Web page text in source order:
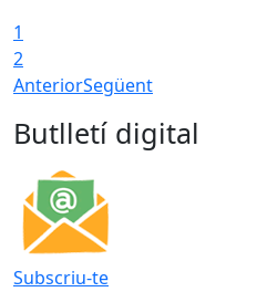
1
2
AnteriorSegüent
Butlletí digital
Subscriu-te